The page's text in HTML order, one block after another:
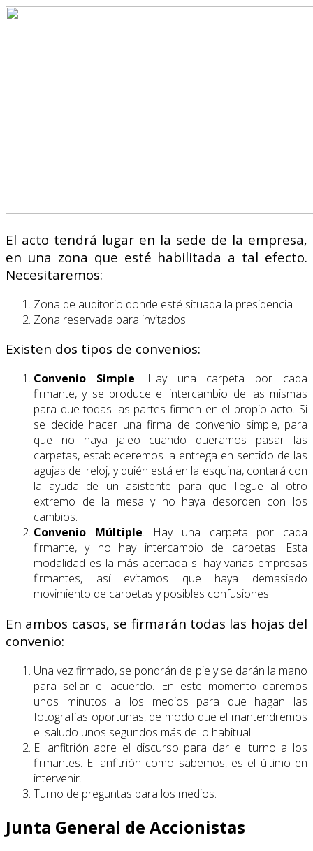
El acto tendrá lugar en la sede de la empresa,
en una zona que esté habilitada a tal efecto.
Necesitaremos:
Zona de auditorio donde esté situada la presidencia
Zona reservada para invitados
Existen dos tipos de convenios:
Convenio Simple. Hay una carpeta por cada
firmante, y se produce el intercambio de las mismas
para que todas las partes firmen en el propio acto. Si
se decide hacer una firma de convenio simple, para
que no haya jaleo cuando queramos pasar las
carpetas, estableceremos la entrega en sentido de las
agujas del reloj, y quién está en la esquina, contará con
la ayuda de un asistente para que llegue al otro
extremo de la mesa y no haya desorden con los
cambios.
Convenio Múltiple. Hay una carpeta por cada
firmante, y no hay intercambio de carpetas. Esta
modalidad es la más acertada si hay varias empresas
firmantes, así evitamos que haya demasiado
movimiento de carpetas y posibles confusiones.
En ambos casos, se firmarán todas las hojas del
convenio:
Una vez firmado, se pondrán de pie y se darán la mano
para sellar el acuerdo. En este momento daremos
unos minutos a los medios para que hagan las
fotografías oportunas, de modo que el mantendremos
el saludo unos segundos más de lo habitual.
El anfitrión abre el discurso para dar el turno a los
firmantes. El anfitrión como sabemos, es el último en
intervenir.
Turno de preguntas para los medios.
Junta General de Accionistas